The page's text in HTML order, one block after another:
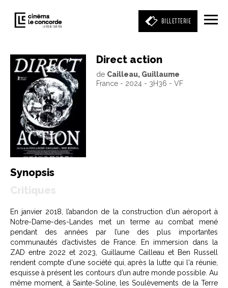
BILLETTERIE
Entrez votre mot clé
(film, réalisateur, acteur, événement)
Direct action
de Cailleau, Guillaume
France - 2024 - 3H36 - VF
Synopsis
En janvier 2018, l’abandon de la construction d’un aéroport à
Notre-Dame-des-Landes met un terme au combat mené
pendant des années par l’une des plus importantes
communautés d’activistes de France. En immersion dans la
ZAD entre 2022 et 2023, Guillaume Cailleau et Ben Russell
rendent compte d'une société qui, après la lutte qui l'a réunie,
esquisse à présent les contours d’un autre monde possible. Au
même moment, à Sainte-Soline, les Soulèvements de la Terre